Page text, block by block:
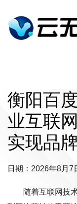
衡阳百
业互联
实现品
日期：2026年8月7
随着互联网技